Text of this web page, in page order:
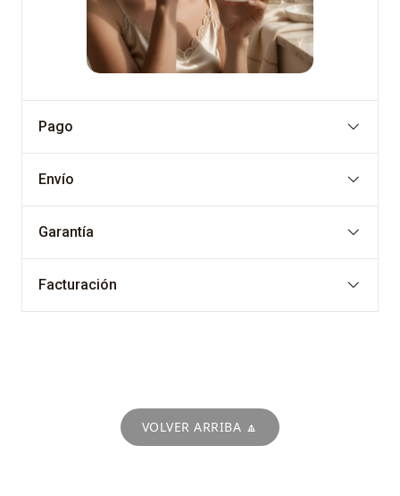
Pago
Envío
Garantía
Facturación
VOLVER ARRIBA 🔼